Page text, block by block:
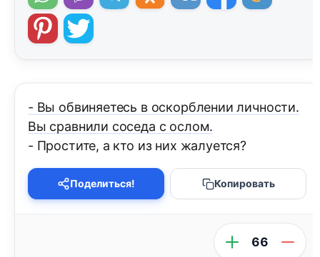
- Вы обвиняетесь в оскорблении личности.
Вы сравнили соседа с ослом.
- Простите, а кто из них жалуется?
Поделиться! Копировать
66